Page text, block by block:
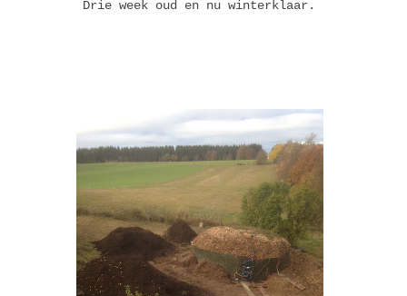
Drie week oud en nu winterklaar.